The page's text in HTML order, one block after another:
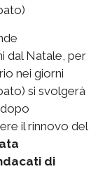
dal Natale, per
nei giorni
si svolgerà
il rinnovo del
di